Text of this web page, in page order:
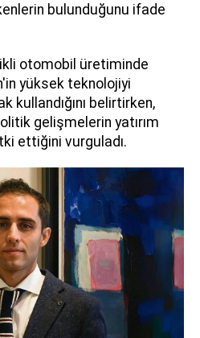
bulunduğunu ifade
otomobil üretiminde
yüksek teknolojiyi
kullandığını belirtirken,
gelişmelerin yatırım
ettiğini vurguladı.